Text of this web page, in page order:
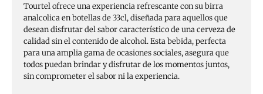
Tourtel ofrece una experiencia refrescante con su birra
analcolica en botellas de 33cl, diseñada para aquellos que
desean disfrutar del sabor característico de una cerveza de
calidad sin el contenido de alcohol. Esta bebida, perfecta
para una amplia gama de ocasiones sociales, asegura que
todos puedan brindar y disfrutar de los momentos juntos,
sin comprometer el sabor ni la experiencia.